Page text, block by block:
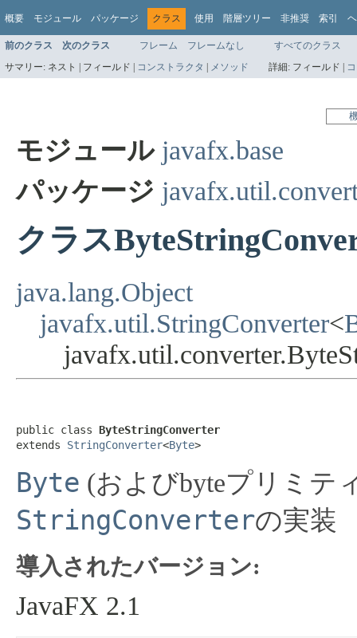
概要 モジュール パッケージ クラス 使用 階層ツリー 非推奨 索引
前のクラス 次のクラス フレーム フレームなし
すべてのクラス
サマリー: ネスト | フィールド | コンストラクタ | メソッド 詳細: フィールド |
モジュール javafx.base
パッケージ
クラス
java.lang.Object
javafx.util.StringConverter<
public class ByteStringConverter
extends StringConverter<Byte>
Byte (およびbyteプリミテ
StringConverterの実装
導入されたバージョン:
JavaFX 2.1